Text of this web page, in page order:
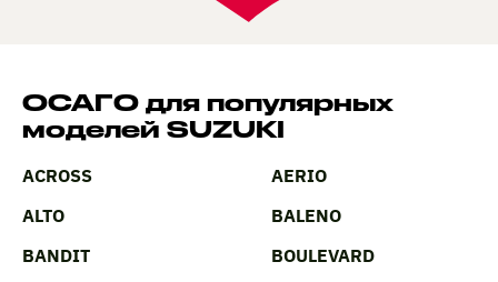
ОСАГО для популярных
моделей SUZUKI
ACROSS
AERIO
ALTO
BALENO
BANDIT
BOULEVARD